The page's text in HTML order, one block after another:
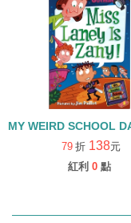
MY WEIRD SCHOOL
79 折 138元
紅利 0 點